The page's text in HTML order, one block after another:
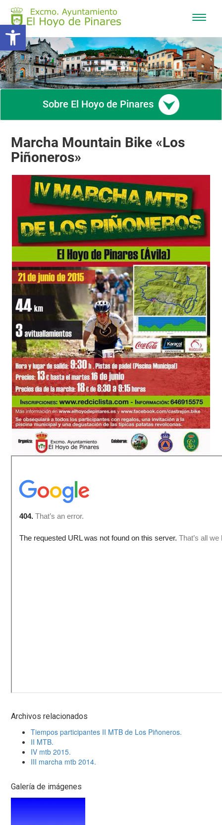
Abrir barra de herramientas
Ocultar
Sobre El Hoyo de Pinares
Marcha Mountain Bike «Los
Piñoneros»
Archivos relacionados
Tiempos participantes II MTB de Los Piñoneros.
II MTB.
IV mtb 2015.
III marcha mtb 2014.
Galería de imágenes